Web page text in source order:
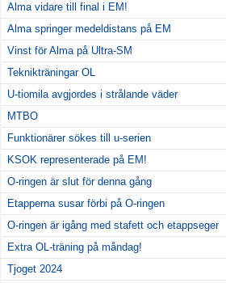
Alma vidare till final i EM!
Alma springer medeldistans på EM
Vinst för Alma på Ultra-SM
Teknikträningar OL
U-tiomila avgjordes i strålande väder
MTBO
Funktionärer sökes till u-serien
KSOK representerade på EM!
O-ringen är slut för denna gång
Etapperna susar förbi på O-ringen
O-ringen är igång med stafett och etappseger
Extra OL-träning på måndag!
Tjoget 2024